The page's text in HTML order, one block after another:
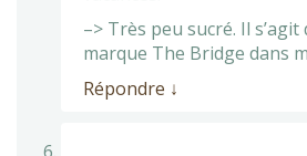
–> Très peu sucré. Il s’agit
marque The Bridge dans
Répondre ↓